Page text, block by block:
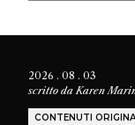
2026 . 08 . 03
scritto daKaren
CONTENUTI